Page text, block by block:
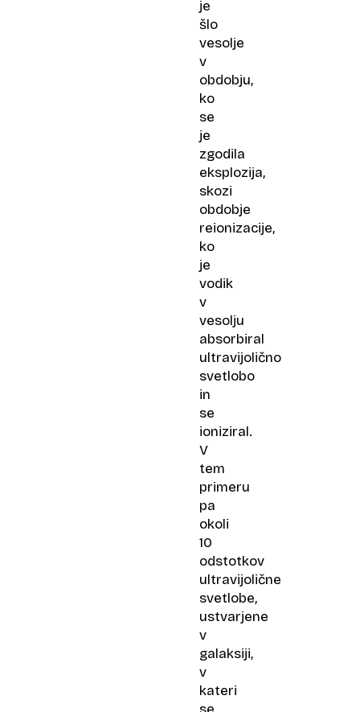
je
šlo
vesolje
v
obdobju,
ko
se
je
zgodila
eksplozija,
skozi
obdobje
reionizacije,
ko
je
vodik
v
vesolju
absorbiral
ultravijolično
svetlobo
in
se
ioniziral.
V
tem
primeru
pa
okoli
10
odstotkov
ultravijolične
svetlobe,
ustvarjene
v
galaksiji,
v
kateri